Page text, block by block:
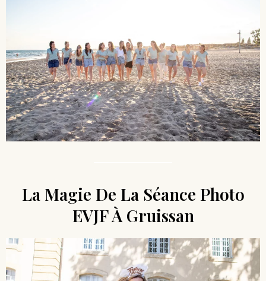
La Magie De La Séance Photo
EVJF À Gruissan